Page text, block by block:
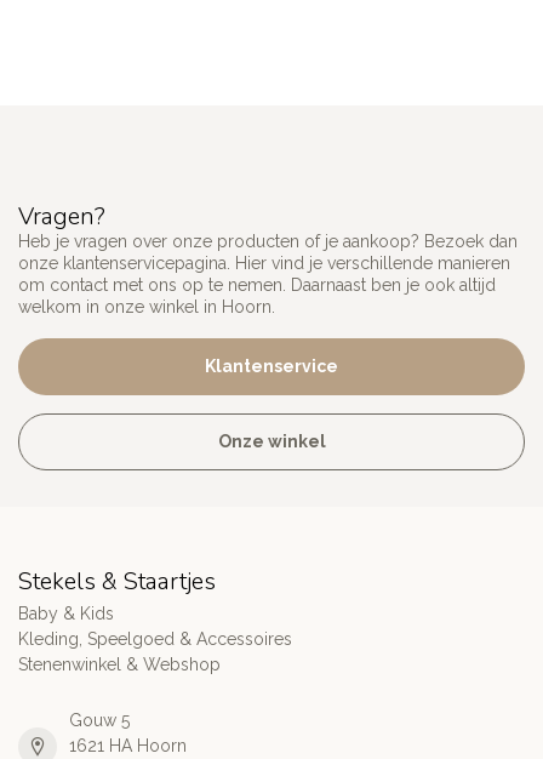
Vragen?
Heb je vragen over onze producten of je aankoop? Bezoek dan
onze klantenservicepagina. Hier vind je verschillende manieren
om contact met ons op te nemen. Daarnaast ben je ook altijd
welkom in onze winkel in Hoorn.
Klantenservice
Onze winkel
Stekels & Staartjes
Baby & Kids
Kleding, Speelgoed & Accessoires
Stenenwinkel & Webshop
Gouw 5
1621 HA Hoorn